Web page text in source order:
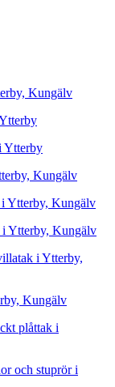
Kungälv
Ytterby
Kungälv
Ytterby, Kungälv
i Ytterby, Kungälv
i Ytterby,
Kungälv
plåttak i
och stuprör i